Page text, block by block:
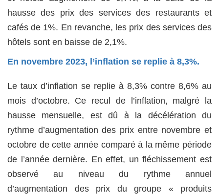
hausse des prix des services des restaurants et
cafés de 1%. En revanche, les prix des services des
hôtels sont en baisse de 2,1%.
En novembre 2023, l’inflation se replie à 8,3%.
Le taux d’inflation se replie à 8,3% contre 8,6% au
mois d’octobre. Ce recul de l’inflation, malgré la
hausse mensuelle, est dû à la décélération du
rythme d’augmentation des prix entre novembre et
octobre de cette année comparé à la même période
de l’année dernière. En effet, un fléchissement est
observé au niveau du rythme annuel
d’augmentation des prix du groupe « produits